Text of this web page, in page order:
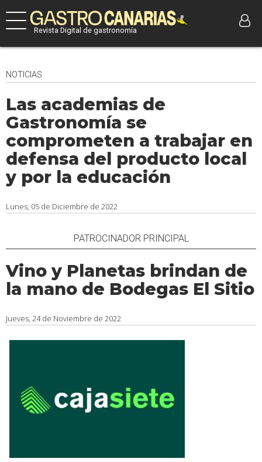
Revista Digital de gastronomía
NOTICIAS
Las academias de
Gastronomía se
comprometen a trabajar en
defensa del producto local
y por la educación
Lunes, 05 de Diciembre de 2022
PATROCINADOR PRINCIPAL
Vino y Planetas brindan de
la mano de Bodegas El Sitio
Jueves, 24 de Noviembre de 2022